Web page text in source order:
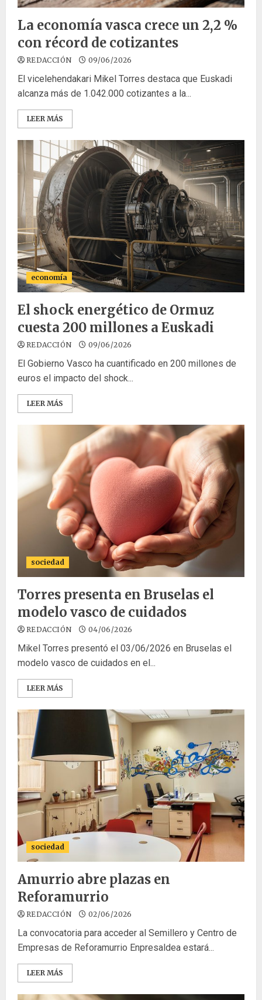
La economía vasca crece un 2,2 %
con récord de cotizantes
REDACCIÓN 09/06/2026
El vicelehendakari Mikel Torres destaca que Euskadi
alcanza más de 1.042.000 cotizantes a la...
LEER MÁS
economía
El shock energético de Ormuz
cuesta 200 millones a Euskadi
REDACCIÓN 09/06/2026
El Gobierno Vasco ha cuantificado en 200 millones de
euros el impacto del shock...
LEER MÁS
sociedad
Torres presenta en Bruselas el
modelo vasco de cuidados
REDACCIÓN 04/06/2026
Mikel Torres presentó el 03/06/2026 en Bruselas el
modelo vasco de cuidados en el...
LEER MÁS
sociedad
Amurrio abre plazas en
Reforamurrio
REDACCIÓN 02/06/2026
La convocatoria para acceder al Semillero y Centro de
Empresas de Reforamurrio Enpresaldea estará...
LEER MÁS